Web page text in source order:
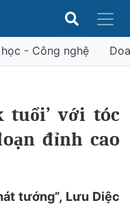
học - Công nghệ
tuổi’ với tóc
đỉnh cao
tướng”, Lưu Diệc